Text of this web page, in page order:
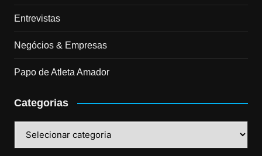
Entrevistas
Negócios & Empresas
Papo de Atleta Amador
Categorias